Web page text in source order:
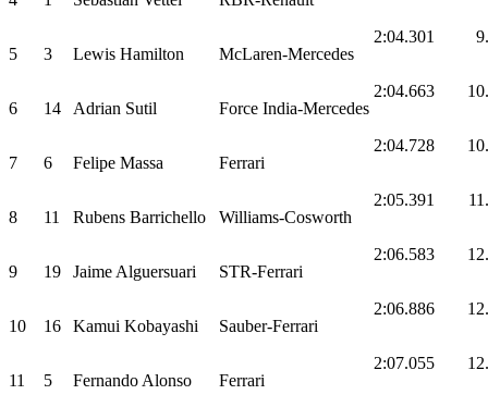
5 3 Lewis Hamilton McLaren-Mercedes
2:04.301
6 14 Adrian Sutil Force India-Mercedes
2:04.663
7 6 Felipe Massa Ferrari
2:04.728
8 11 Rubens Barrichello Williams-Cosworth
2:05.391
9 19 Jaime Alguersuari STR-Ferrari
2:06.583
10 16 Kamui Kobayashi Sauber-Ferrari
2:06.886
11 5 Fernando Alonso Ferrari
2:07.055